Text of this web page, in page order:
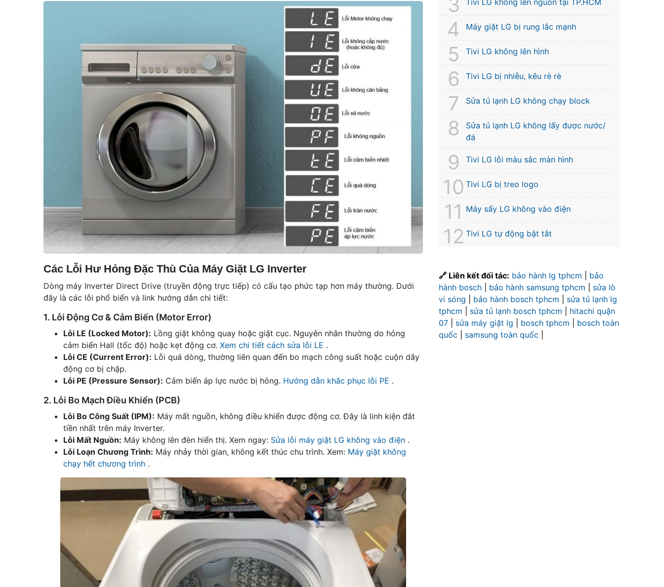
Các Lỗi Hư Hỏng Đặc Thù Của Máy Giặt LG Inverter
Dòng máy Inverter Direct Drive (truyền động trực tiếp) có cấu tạo phức tạp hơn máy thường. Dưới
đây là các lỗi phổ biến và link hướng dẫn chi tiết:
1. Lỗi Động Cơ & Cảm Biến (Motor Error)
Lỗi LE (Locked Motor): Lồng giặt không quay hoặc giật cục. Nguyên nhân thường do hỏng
cảm biến Hall (tốc độ) hoặc kẹt động cơ. Xem chi tiết cách sửa lỗi LE .
Lỗi CE (Current Error): Lỗi quá dòng, thường liên quan đến bo mạch công suất hoặc cuộn dây
động cơ bị chập.
Lỗi PE (Pressure Sensor): Cảm biến áp lực nước bị hỏng. Hướng dẫn khắc phục lỗi PE .
2. Lỗi Bo Mạch Điều Khiển (PCB)
Lỗi Bo Công Suất (IPM): Máy mất nguồn, không điều khiển được động cơ. Đây là linh kiện đắt
tiền nhất trên máy Inverter.
Lỗi Mất Nguồn: Máy không lên đèn hiển thị. Xem ngay: Sửa lỗi máy giặt LG không vào điện .
Lỗi Loạn Chương Trình: Máy nhảy thời gian, không kết thúc chu trình. Xem: Máy giặt không
chạy hết chương trình .
Máy giặt LG bị rung lắc mạnh
Tivi LG không lên hình
Tivi LG bị nhiễu, kêu rè rè
Sửa tủ lạnh LG không chạy block
Sửa tủ lạnh LG không lấy được nước/
đá
Tivi LG lỗi màu sắc màn hình
Tivi LG bị treo logo
Máy sấy LG không vào điện
Tivi LG tự động bật tắt
🔗 Liên kết đối tác: bảo hành lg tphcm
bảo
hành bosch
bảo hành samsung tphcm
sửa lò
vi sóng
bảo hành bosch tphcm
sửa tủ lạnh lg
tphcm
sửa tủ lạnh bosch tphcm
hitachi quận
07
sửa máy giặt lg bosch tphcm
bosch toàn
quốc
samsung toàn quốc